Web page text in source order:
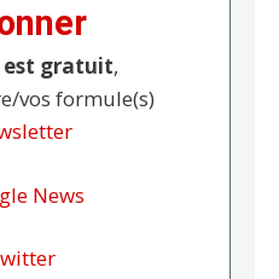
est gratuit,
vos formule(s)
News